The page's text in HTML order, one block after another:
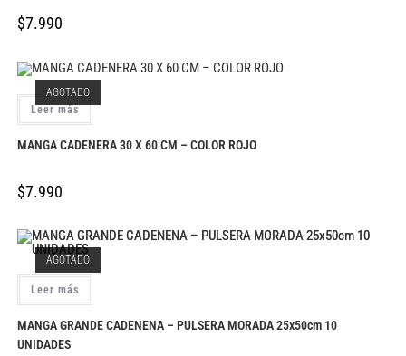
$7.990
AGOTADO
Leer más
MANGA CADENERA 30 X 60 CM – COLOR ROJO
$7.990
AGOTADO
Leer más
MANGA GRANDE CADENENA – PULSERA MORADA 25x50cm 10
UNIDADES